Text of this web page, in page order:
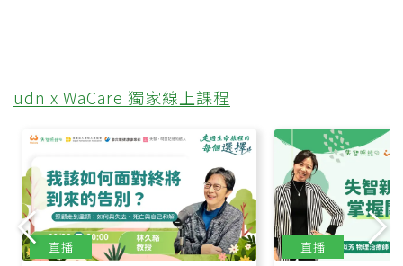
udn x WaCare 獨家線上課程
直播 直播